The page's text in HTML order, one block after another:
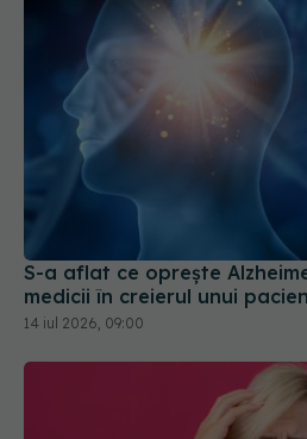
S-a aflat ce oprește
medicii în creierul unui
14 iul 2026, 09:00